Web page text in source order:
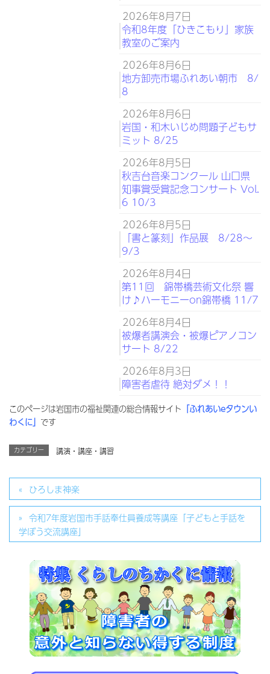
2026年8月7日
令和8年度「ひきこもり」家族
教室のご案内
2026年8月6日
地方卸売市場ふれあい朝市 8/
8
2026年8月6日
岩国・和木いじめ問題子どもサ
ミット 8/25
2026年8月5日
秋吉台音楽コンクール 山口県
知事賞受賞記念コンサート Vol.
6 10/3
2026年8月5日
「書と篆刻」作品展 8/28～
9/3
2026年8月4日
第11回 錦帯橋芸術文化祭 響
け♪ハーモニーon錦帯橋 11/7
2026年8月4日
被爆者講演会・被爆ピアノコン
サート 8/22
2026年8月3日
障害者虐待 絶対ダメ！！
このページは岩国市の福祉関連の総合情報サイト 「ふれあいeタウンい
わくに」 です
カテゴリー 講演・講座・講習
ひろしま神楽
令和7年度岩国市手話奉仕員養成等講座「子どもと手話を
学ぼう交流講座」